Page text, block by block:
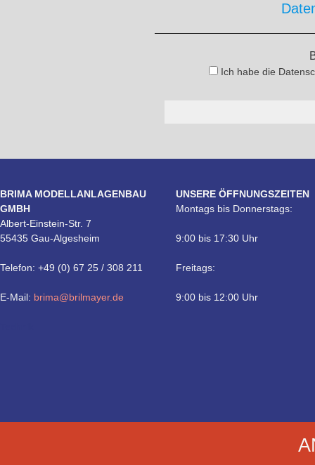
Ich habe die
BRIMA MODELLANLAGENBAU
GMBH
Albert-Einstein-Str. 7
55435 Gau-Algesheim
Telefon: +49 (0) 67 25 / 308 211
E-Mail: brima@brilmayer.de
UNSERE ÖFFNUNGSZEITEN
Montags bis Donnerstags:
9:00 bis 17:30 Uhr
Freitags:
9:00 bis 12:00 Uhr